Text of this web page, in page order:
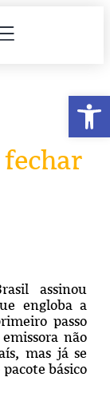
fechar
assinou
engloba a
passo
não
mas já se
básico